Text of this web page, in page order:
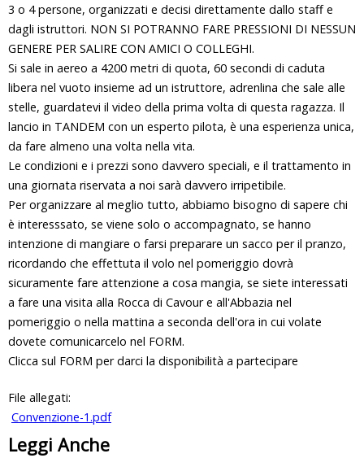
3 o 4 persone, organizzati e decisi direttamente dallo staff e
dagli istruttori. NON SI POTRANNO FARE PRESSIONI DI NESSUN
GENERE PER SALIRE CON AMICI O COLLEGHI.
Si sale in aereo a 4200 metri di quota, 60 secondi di caduta
libera nel vuoto insieme ad un istruttore, adrenlina che sale alle
stelle, guardatevi il video della prima volta di questa ragazza. Il
lancio in TANDEM con un esperto pilota, è una esperienza unica,
da fare almeno una volta nella vita.
Le condizioni e i prezzi sono davvero speciali, e il trattamento in
una giornata riservata a noi sarà davvero irripetibile.
Per organizzare al meglio tutto, abbiamo bisogno di sapere chi
è interesssato, se viene solo o accompagnato, se hanno
intenzione di mangiare o farsi preparare un sacco per il pranzo,
ricordando che effettuta il volo nel pomeriggio dovrà
sicuramente fare attenzione a cosa mangia, se siete interessati
a fare una visita alla Rocca di Cavour e all'Abbazia nel
pomeriggio o nella mattina a seconda dell'ora in cui volate
dovete comunicarcelo nel FORM.
Clicca sul FORM per darci la disponibilità a partecipare
File allegati:
Convenzione-1.pdf
Leggi Anche